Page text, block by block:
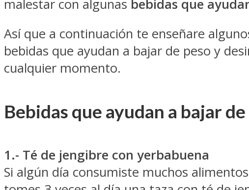
malestar con algunas bebidas que
Así que a continuación te enseñare
bebidas que ayudan a bajar de peso y
cualquier momento.
Bebidas que ayudan a bajar
1.- Té de jengibre con yerbabuena
Si algún día consumiste muchos